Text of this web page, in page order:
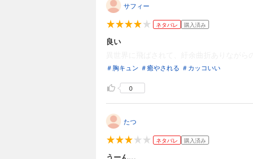
サフィー
ネタバレ 購入済み
良い
＃胸キュン ＃癒やされる ＃カッコいい
0
たつ
ネタバレ 購入済み